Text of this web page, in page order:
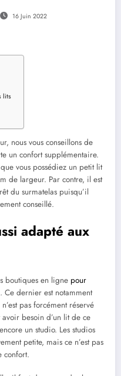
16 Juin 2022
lits
nous vous conseillons de
un confort supplémentaire.
vous possédiez un petit lit
de largeur. Par contre, il est
du surmatelas puisqu’il
conseillé.
adapté aux
boutiques en ligne pour
. Ce dernier est notamment
pas forcément réservé
besoin d’un lit de ce
un studio. Les studios
petite, mais ce n’est pas
confort.